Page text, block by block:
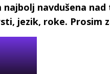
navdušena
jezik, roke. Prosim